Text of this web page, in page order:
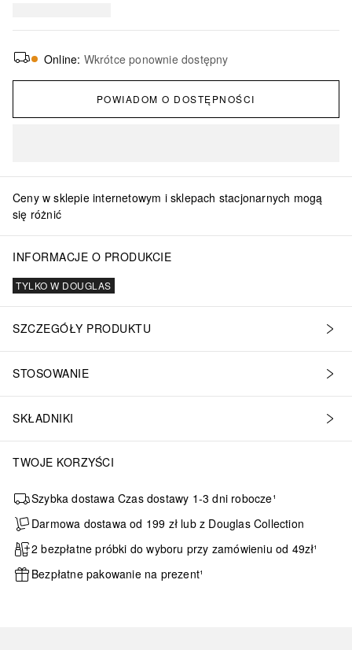
Online: Wkrótce ponownie dostępny
POWIADOM O DOSTĘPNOŚCI
Ceny w sklepie internetowym i sklepach stacjonarnych mogą
się różnić
INFORMACJE O PRODUKCIE
TYLKO W DOUGLAS
SZCZEGÓŁY PRODUKTU
STOSOWANIE
SKŁADNIKI
TWOJE KORZYŚCI
Szybka dostawa Czas dostawy 1-3 dni robocze¹
Darmowa dostawa od 199 zł lub z Douglas Collection
2 bezpłatne próbki do wyboru przy zamówieniu od 49zł¹
Bezpłatne pakowanie na prezent¹